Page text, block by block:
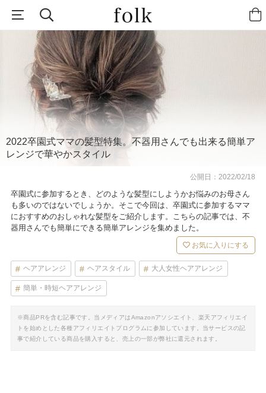
2022卒園式ママの髪型特集。不器用さんでも出来る簡単ア
レンジで華やかスタイル
公開日：2022/02/18
卒園式に参加するとき、どのような髪型にしようかお悩みのお母さん
も多いのではないでしょうか。そこで今回は、卒園式に参加するママ
におすすめのおしゃれな髪型をご紹介します。こちらの記事では、不
器用さんでも簡単にできる簡単アレンジを集めました。
お気に入りにする
ヘアアレンジ ヘアスタイル 大人女性ヘアアレンジ
簡単・時短ヘアアレンジ
※商品PRを含む記事です。当メディアはAmazonアソシエイト、楽天アフィリエイ
トを始めとした各種アフィリエイトプログラムに参加しています。当サービスの記
事で紹介している商品を購入すると、売上の一部が弊社に還元されます。